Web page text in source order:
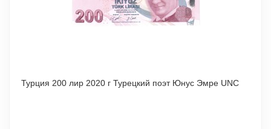
Турция 200 лир 2020 г Турецкий поэт Юнус Эмре UNC